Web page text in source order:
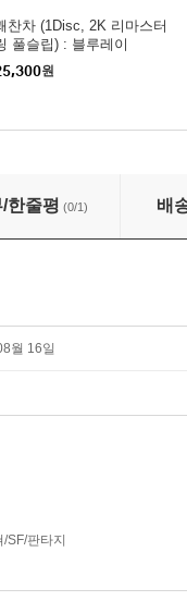
찬차 (1Disc, 2K 리마스터
풀슬립) : 블루레이
원
슬립 한정판) : 블루레
한줄평 (0/1) 배
월 16일
SF/판타지